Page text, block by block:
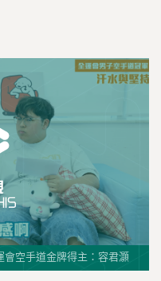
會空手道金牌得主：容君灝